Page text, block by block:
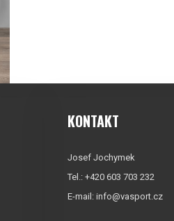
KONTAKT
Josef Jochymek
Tel.: +420 603 703 232
E-mail: info@vasport.cz